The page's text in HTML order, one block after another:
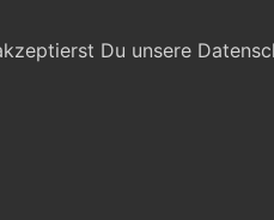
Du unsere